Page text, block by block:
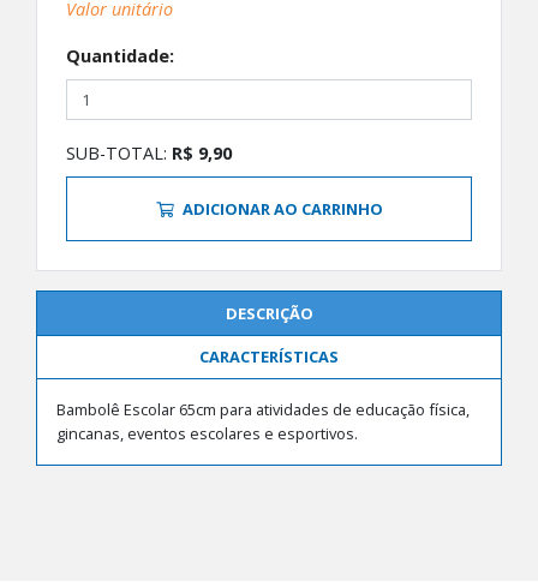
Valor unitário
Quantidade:
SUB-TOTAL: R$ 9,90
ADICIONAR AO CARRINHO
DESCRIÇÃO
CARACTERÍSTICAS
Bambolê Escolar 65cm para atividades de educação física,
gincanas, eventos escolares e esportivos.